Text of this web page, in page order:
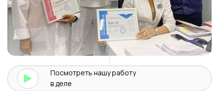
Посмотреть нашуработу
в деле